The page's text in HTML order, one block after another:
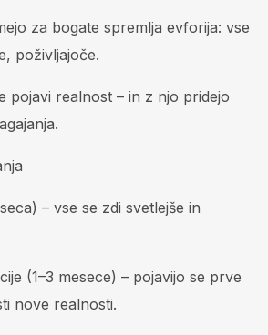
za bogate spremlja evforija: vse
poživljajoče.
pojavi realnost – in z njo pridejo
– vse se zdi svetlejše in
(1–3 mesece) – pojavijo se prve
nove realnosti.